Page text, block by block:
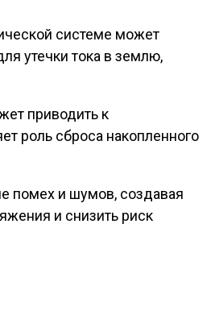
системе может
утечки тока в землю,
приводить к
роль сброса накопленного
помех и шумов, создавая
и снизить риск